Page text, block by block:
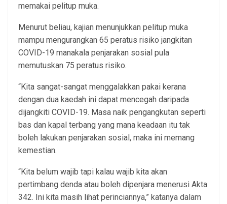
memakai pelitup muka.
Menurut beliau, kajian menunjukkan pelitup muka
mampu mengurangkan 65 peratus risiko jangkitan
COVID-19 manakala penjarakan sosial pula
memutuskan 75 peratus risiko.
“Kita sangat-sangat menggalakkan pakai kerana
dengan dua kaedah ini dapat mencegah daripada
dijangkiti COVID-19. Masa naik pengangkutan seperti
bas dan kapal terbang yang mana keadaan itu tak
boleh lakukan penjarakan sosial, maka ini memang
kemestian.
“Kita belum wajib tapi kalau wajib kita akan
pertimbang denda atau boleh dipenjara menerusi Akta
342. Ini kita masih lihat perinciannya,” katanya dalam